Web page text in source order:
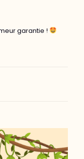
garantie !